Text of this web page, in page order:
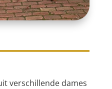
verschillende dames